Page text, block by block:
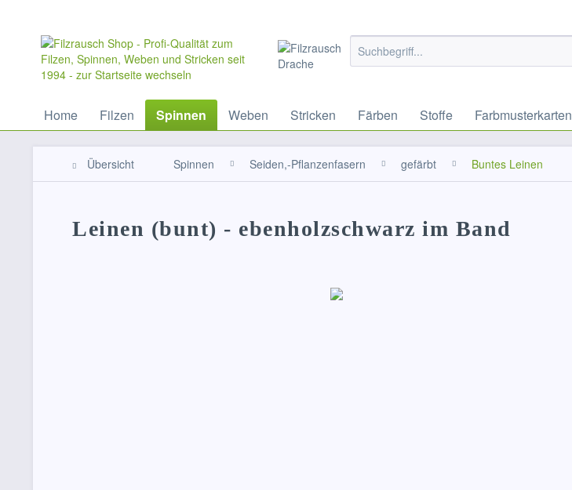
Home Filzen Spinnen Weben Stricken Färben Stoffe Farbmusterkarten
Übersicht Spinnen Seiden,-Pflanzenfasern gefärbt Buntes Leinen
Leinen (bunt) - ebenholzschwarz im Band